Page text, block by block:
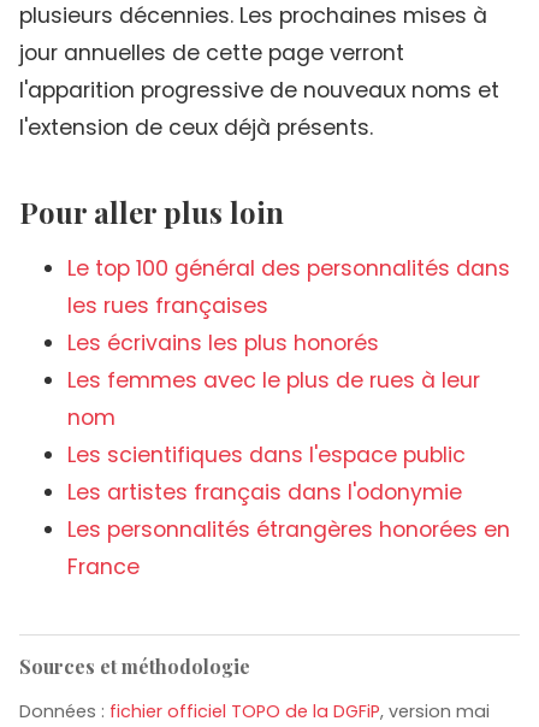
plusieurs décennies. Les prochaines mises à
jour annuelles de cette page verront
l'apparition progressive de nouveaux noms et
l'extension de ceux déjà présents.
Pour aller plus loin
Le top 100 général des personnalités dans
les rues françaises
Les écrivains les plus honorés
Les femmes avec le plus de rues à leur
nom
Les scientifiques dans l'espace public
Les artistes français dans l'odonymie
Les personnalités étrangères honorées en
France
Sources et méthodologie
Données : fichier officiel TOPO de la DGFiP, version mai